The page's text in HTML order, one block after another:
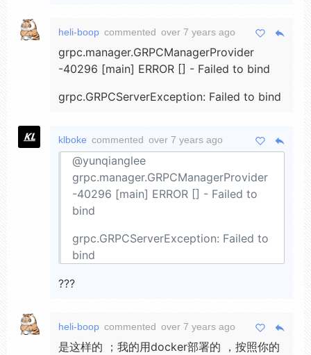
heli-boop commented over 7 years ago
grpc.manager.GRPCManagerProvider
-40296 [main] ERROR [] - Failed to bind
grpc.GRPCServerException: Failed to bind
klboke commented over 7 years ago
@yunqianglee
grpc.manager.GRPCManagerProvider
-40296 [main] ERROR [] - Failed to
bind
grpc.GRPCServerException: Failed to
bind
???
heli-boop commented over 7 years ago
是这样的 ；我的用docker部署的 ，按照你的